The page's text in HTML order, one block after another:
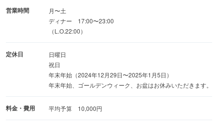
日々変わりゆく季節の食材の一番良いところを最も美味し
いと思える仕立てで拵えます
※5名様以上はコース対応です
■お洒落和モダン空間で貸切パーティー
店舗貸切：12〜30名様対応
営業時間
月〜土
ディナー 17:00〜23:00
（L.O.22:00）
定休日
日曜日
祝日
年末年始（2024年12月29日〜2025年1月5日）
年末年始、ゴールデンウィーク、お盆はお休みいただきます。
料金・費用 平均予算 10,000円